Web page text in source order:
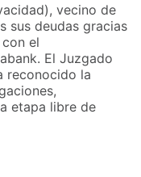
vecino de
sus deudas gracias
el
El Juzgado
reconocido la
etapa libre de